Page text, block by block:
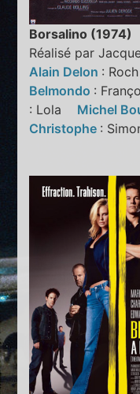
Borsalino (1974)
Réalisé par
Alain Delon :
Belmondo :
: Lola Michel
Christophe :